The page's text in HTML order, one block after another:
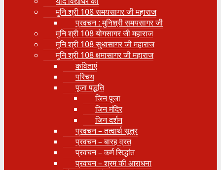
मुनि श्री 108 समयसागर जी महाराज
प्रवचन : मुनिश्री समयसागर जी
मुनि श्री 108 योगसागर जी महाराज
मुनि श्री 108 सुधासागर जी महाराज
मुनि श्री 108 क्षमासागर जी महाराज
कविताएं
परिचय
पूजा पद्धति
जिन पूजा
जिन मंदिर
जिन दर्शन
प्रवचन – तत्वार्थ सूत्र
प्रवचन – बारह व्रत
प्रवचन – कर्म सिद्धांत
प्रवचन – श्रम की आराधना